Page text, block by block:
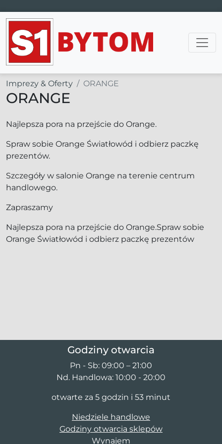
Main Navigation
Imprezy & Oferty ORANGE
ORANGE
Najlepsza pora na przejście do Orange.
Spraw sobie Orange Światłowód i odbierz paczkę
prezentów.
Szczegóły w salonie Orange na terenie centrum
handlowego.
Zapraszamy
Najlepsza pora na przejście do Orange.Spraw sobie
Orange Światłowód i odbierz paczkę prezentów
Godziny otwarcia
Pn - Sb: 09:00 – 21:00
Nd. Handlowa: 10:00 - 20:00
otwarte za 5 godzin i 53 minut
Niedziele handlowe
Godziny otwarcia sklepów
Wynajem